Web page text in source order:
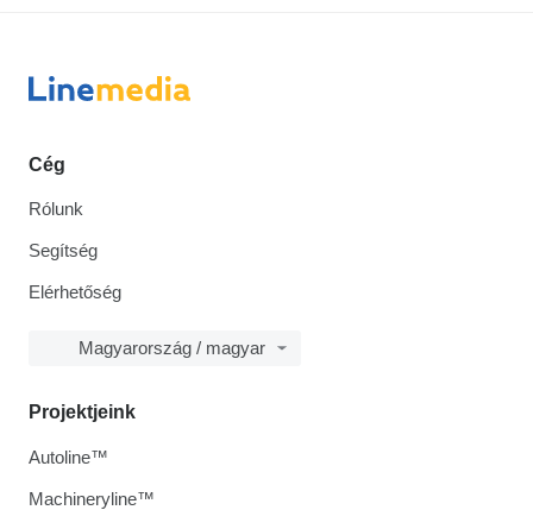
Cég
Rólunk
Segítség
Elérhetőség
Magyarország / magyar
Projektjeink
Autoline™
Machineryline™